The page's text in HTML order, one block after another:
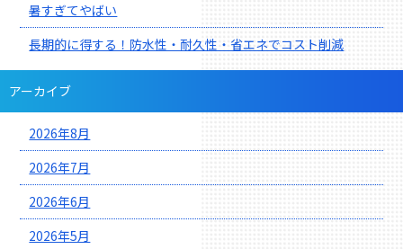
暑すぎてやばい
長期的に得する！防水性・耐久性・省エネでコスト削減
アーカイブ
2026年8月
2026年7月
2026年6月
2026年5月